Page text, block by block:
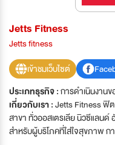
Jetts Fitness
Jetts fitness
เข้าชมเว็บไซต์
ประเภทธุรกิจ :การดำเนินงาน
เกี่ยวกับเรา :Jetts Fitness ฟิต
สาขา ทั่วออสเตรเลีย นิวซีแลนด์
สำหรับผู้บริโภคที่ใส่ใจสุขภาพ ก